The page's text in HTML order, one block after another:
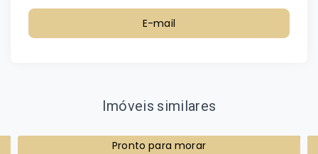
E-mail
Imóveis similares
Pronto para morar